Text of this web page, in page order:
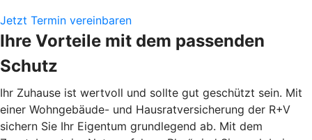
Jetzt Termin vereinbaren
Ihre Vorteile mit dem passenden
Schutz
Ihr Zuhause ist wertvoll und sollte gut geschützt sein. Mit
einer Wohngebäude- und Hausratversicherung der R+V
sichern Sie Ihr Eigentum grundlegend ab. Mit dem